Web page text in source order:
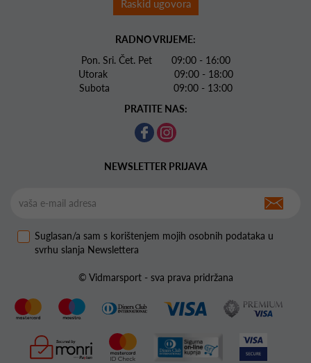
Raskid ugovora
RADNO VRIJEME:
Pon. Sri. Čet. Pet 09:00 - 16:00
Utorak 09:00 - 18:00
Subota 09:00 - 13:00
PRATITE NAS:
NEWSLETTER PRIJAVA
Suglasan/a sam s korištenjem mojih osobnih podataka u
svrhu slanja Newslettera
© Vidmarsport - sva prava pridržana